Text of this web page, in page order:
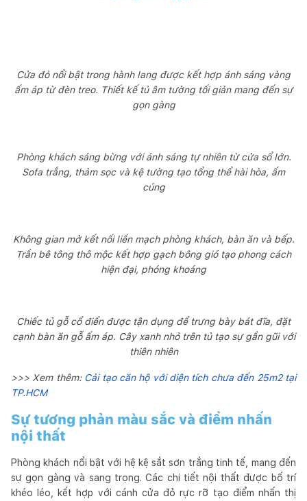
Cửa đỏ nổi bật trong hành lang được kết hợp ánh sáng vàng
ấm áp từ đèn treo. Thiết kế tủ âm tường tối giản mang đến sự
gọn gàng
Phòng khách sáng bừng với ánh sáng tự nhiên từ cửa sổ lớn.
Sofa trắng, thảm sọc và kệ tường tạo tổng thể hài hòa, ấm
cúng
Không gian mở kết nối liền mạch phòng khách, bàn ăn và bếp.
Trần bê tông thô mộc kết hợp gạch bông gió tạo phong cách
hiện đại, phóng khoáng
Chiếc tủ gỗ cổ điển được tận dụng để trưng bày bát đĩa, đặt
cạnh bàn ăn gỗ ấm áp. Cây xanh nhỏ trên tủ tạo sự gần gũi với
thiên nhiên
>>> Xem thêm: Cải tạo căn hộ với diện tích chưa đến 25m2 tại
TP.HCM
Sự tương phản màu sắc và điểm nhấn
nội thất
Phòng khách nổi bật với hệ kệ sắt sơn trắng tinh tế, mang đến
sự gọn gàng và sang trọng. Các chi tiết nội thất được bố trí
khéo léo, kết hợp với cánh cửa đỏ rực rỡ tạo điểm nhấn thị